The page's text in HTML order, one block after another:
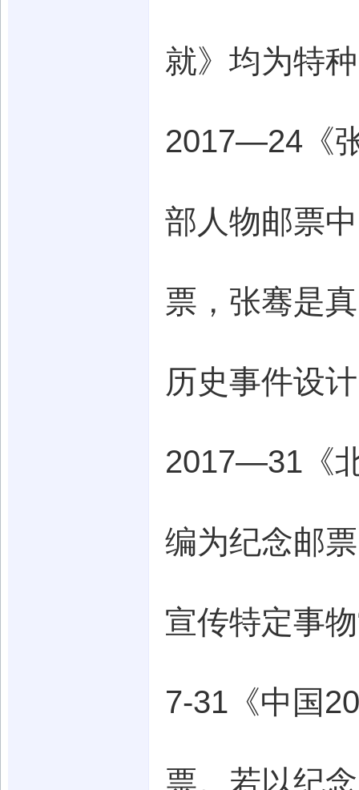
就》均为特
2017—24《
部人物邮票
票，张骞是
历史事件设
2017—31《
编为纪念邮
宣传特定事
7-31《中国
票。若以纪